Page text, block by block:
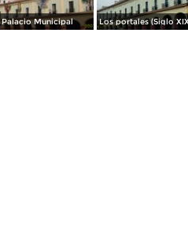
Palacio Municipal